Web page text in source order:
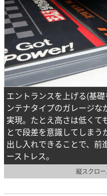
エントランスを上げる(基
ンテナタイプのガレージな
実現。たとえ高さは低くて
とで段差を意識してしまう
出し入れできることで、前
ーストレス。
縦スクロ